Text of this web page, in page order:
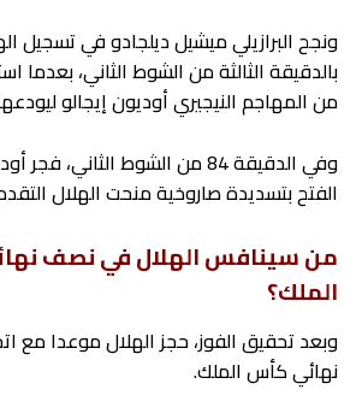
ونجح البرازيلي ميشيل ديلجادو في تسجيل
بالدقيقة الثالثة من الشوط الثاني، بعدما
من المهاجم النيجيري أوديون إيجالو
وفي الدقيقة 84 من الشوط الثاني،
الفتح بتسديدة صاروخية منحت الهلال
من سينافس الهلال في نصف
الملك؟
وبعد تحقيق الفوز، حجز الهلال موعدا مع
نهائي كأس الملك.